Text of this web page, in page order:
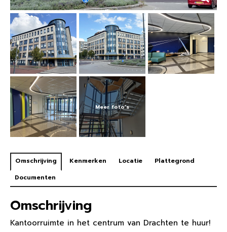
Omschrijving Kenmerken Locatie
Plattegrond
Documenten
Omschrijving
Kantoorruimte in het centrum van Drachten te huur!